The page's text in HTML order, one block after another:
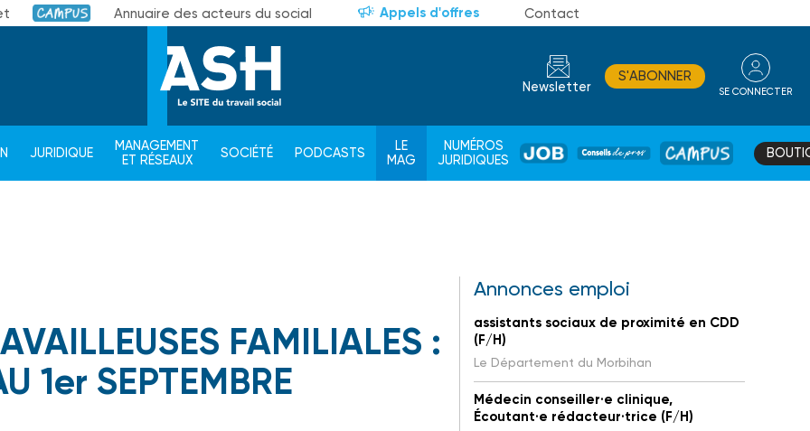
Campus Annuaire des acteurs du social Appels d'offres Contact
Newsletter
S'ABONNER
SE CONNECTER
JURIDIQUE
MANAGEMENT
ET RÉSEAUX
SOCIÉTÉ PODCASTS
LE
MAG
NUMÉROS
JURIDIQUES
JOB
DE
CAMPUS
FAMILIALES :
1er SEPTEMBRE
Annonces emploi
assistants sociaux de proximité en CDD
(F/H)
Le Département du Morbihan
Médecin conseiller·e clinique,
Écoutant·e rédacteur·trice (F/H)